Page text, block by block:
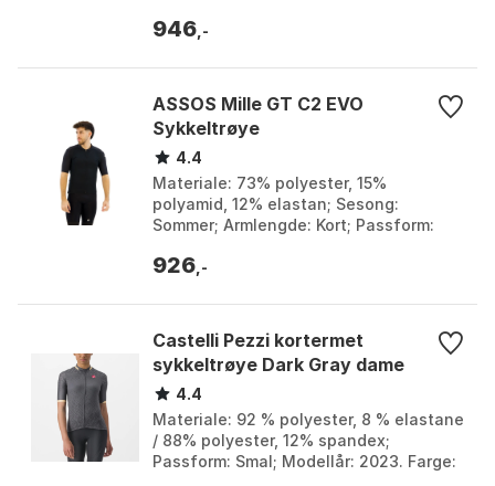
cyclamen ...
946 ,-
ASSOS Mille GT C2 EVO
Sykkeltrøye
4.4
Materiale: 73% polyester, 15%
polyamid, 12% elastan; Sesong:
Sommer; Armlengde: Kort; Passform:
Svart, Zeus black series...
926 ,-
Castelli Pezzi kortermet
sykkeltrøye Dark Gray dame
4.4
Materiale: 92 % polyester, 8 % elastane
/ 88% polyester, 12% spandex;
Passform: Smal; Modellår: 2023. Farge: